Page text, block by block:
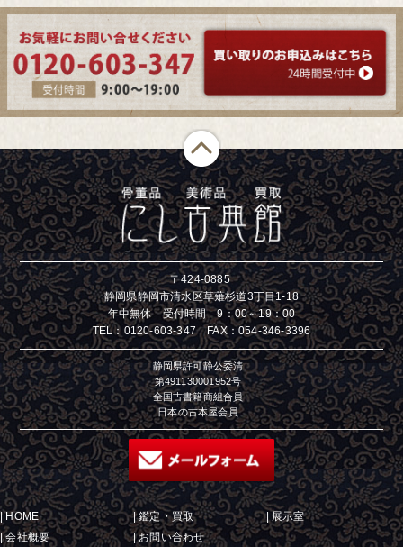
〒424-0885
静岡県静岡市清水区草薙杉道3丁目1-18
年中無休 受付時間 9：00～19：00
TEL： 0120-603-347FAX：054-346-3396
静岡県許可静公委清
第491130001952号
全国古書籍商組合員
日本の古本屋会員
|HOME |鑑定・買取 |展示室
|会社概要 |お問い合わせ